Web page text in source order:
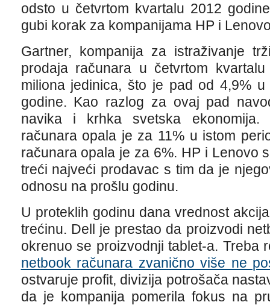
odsto u četvrtom kvartalu 2012
gubi korak za kompanijama HP i
Gartner, kompanija za istraživanje
prodaja računara u četvrtom
miliona jedinica, što je pad od 4,9%
godine. Kao razlog za ovaj pad
navika i krhka svetska
računara opala je za 11% u istom
računara opala je za 6%. HP i Lenovo
treći najveći prodavac s tim da je
odnosu na prošlu godinu.
U proteklih godinu dana vrednost
trećinu. Dell je prestao da proizvodi
okrenuo se proizvodnji tablet-a. Treba
netbook računara zvanično više ne
ostvaruje profit, divizija potrošača
da je kompanija pomerila fokus na